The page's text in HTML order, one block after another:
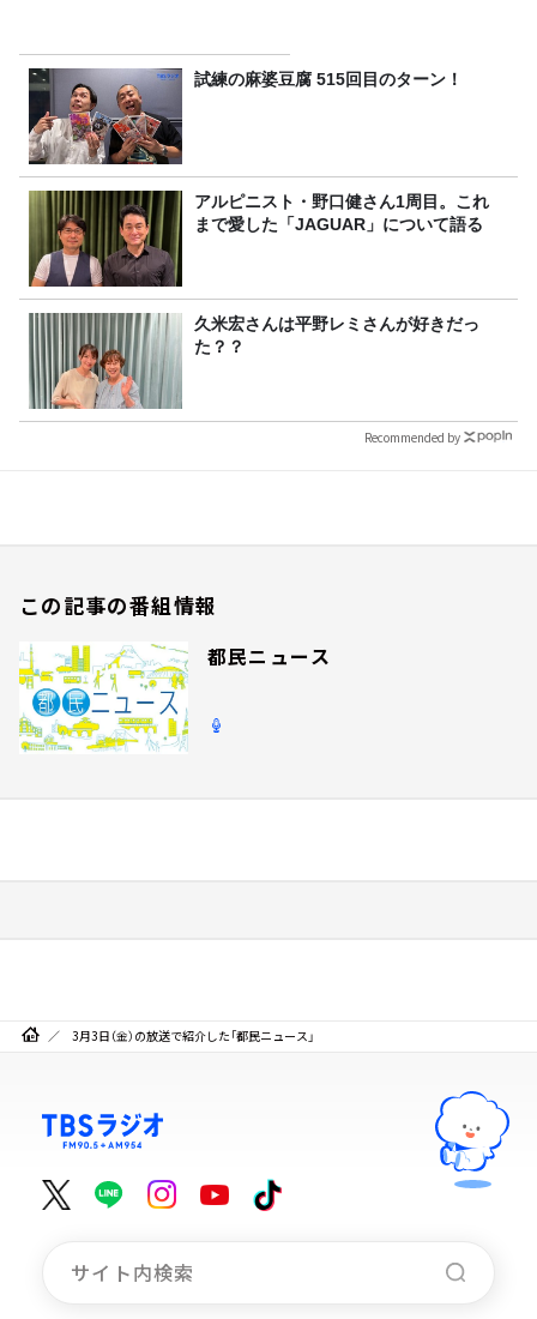
試練の麻婆豆腐 515回目のターン！
アルピニスト・野口健さん1周目。これ
まで愛した「JAGUAR」について語る
久米宏さんは平野レミさんが好きだっ
た？？
Recommended by
この記事の番組情報
都民ニュース
3月3日（金）の放送で紹介した「都民ニュース」